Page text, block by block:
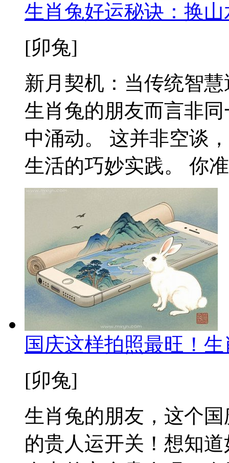
生肖兔好运秘诀：换
[卯兔]
新月契机：当传统智
生肖兔的朋友而言非
中涌动。 这并非空谈
生活的巧妙实践。 你
国庆这样拍照最旺！
[卯兔]
生肖兔的朋友，这个
的贵人运开关！想知